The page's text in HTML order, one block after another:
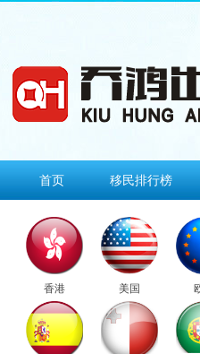
首页 移民排行榜
香港 美国